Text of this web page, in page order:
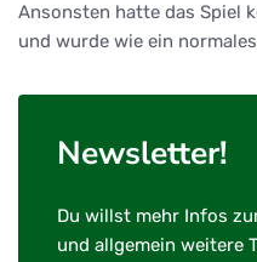
Ansonsten hatte das Spiel
und wurde wie ein
Newsletter!
Du willst mehr Infos
und allgemein weitere